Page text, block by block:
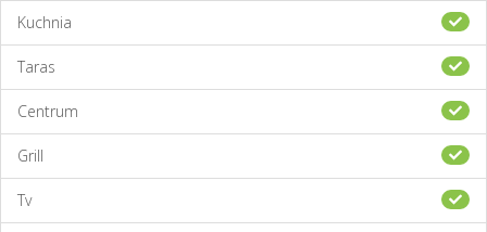
Kuchnia
Taras
Centrum
Grill
Tv